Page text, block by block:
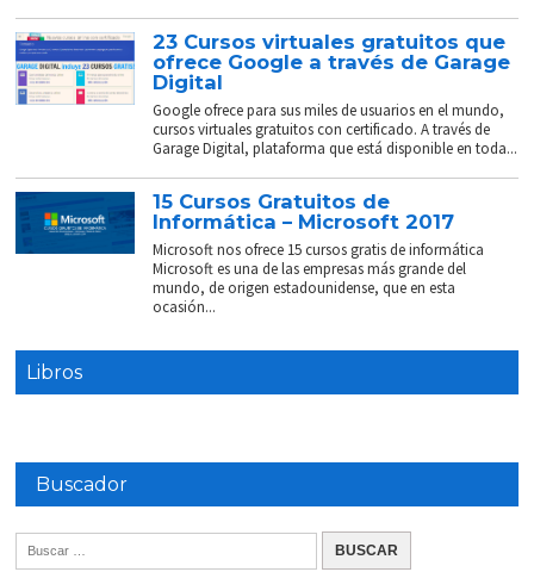
23 Cursos virtuales gratuitos que
ofrece Google a través de Garage
Digital
Google ofrece para sus miles de usuarios en el mundo,
cursos virtuales gratuitos con certificado. A través de
Garage Digital, plataforma que está disponible en toda...
15 Cursos Gratuitos de
Informática – Microsoft 2017
Microsoft nos ofrece 15 cursos gratis de informática
Microsoft es una de las empresas más grande del
mundo, de origen estadounidense, que en esta
ocasión...
Libros
Buscador